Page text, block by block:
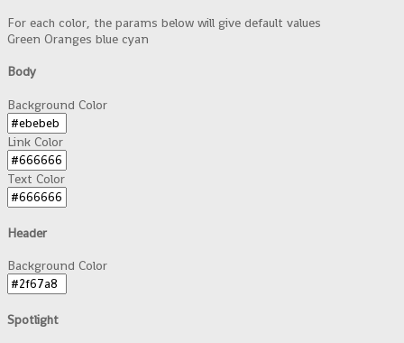
For each color, the params below will give default values
Green Oranges blue cyan
Body
Background Color
Link Color
Text Color
Header
Background Color
Spotlight